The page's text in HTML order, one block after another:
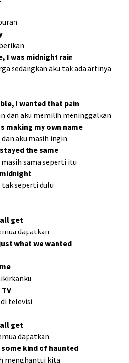
I was midnight rain
sedangkan aku tak ada artinya
I wanted that pain
dan aku memilih meninggalkan
making my own name
aku masih ingin
the same
sama seperti itu
tak seperti dulu
get
dapatkan
what we wanted
di televisi
get
dapatkan
kind of haunted
menghantui kita